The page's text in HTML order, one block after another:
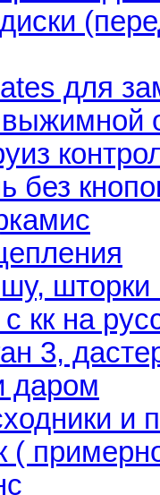
для
без
шторки
кк на
3,
даром
и
(